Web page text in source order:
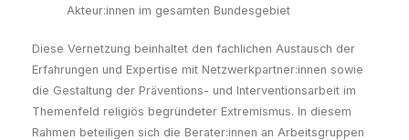
Akteur:innen im gesamten Bundesgebiet
Diese Vernetzung beinhaltet den fachlichen Austausch der
Erfahrungen und Expertise mit Netzwerkpartner:innen sowie
die Gestaltung der Präventions- und Interventionsarbeit im
Themenfeld religiös begründeter Extremismus. In diesem
Rahmen beteiligen sich die Berater:innen an Arbeitsgruppen